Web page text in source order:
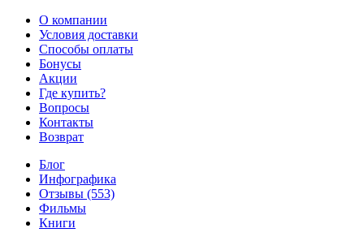
О компании
Условия доставки
Способы оплаты
Бонусы
Акции
Где купить?
Вопросы
Контакты
Возврат
Блог
Инфографика
Отзывы (553)
Фильмы
Книги